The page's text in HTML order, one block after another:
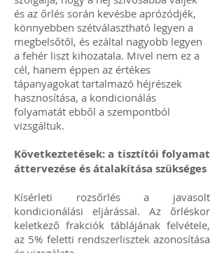
és az őrlés során kevésbe aprózódjék,
könnyebben szétválasztható legyen a
megbelsőtől, és ezáltal nagyobb legyen
a fehér liszt kihozatala. Mivel nem ez a
cél, hanem éppen az értékes
tápanyagokat tartalmazó héjrészek
hasznosítása, a kondicionálás
folyamatát ebből a szempontból
vizsgáltuk.
Következtetések: a tisztítói folyamat
áttervezése és átalakítása szükséges
Kísérleti rozsőrlés a javasolt
kondicionálási eljárással. Az őrléskor
keletkező frakciók táblájának felvétele,
az 5% feletti rendszerlisztek azonosítása